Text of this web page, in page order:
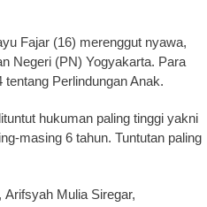
Fajar (16) merenggut nyawa,
Negeri (PN) Yogyakarta. Para
Perlindungan Anak.
hukuman paling tinggi yakni
masing 6 tahun. Tuntutan paling
Mulia Siregar,